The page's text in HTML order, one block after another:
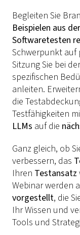
Begleiten Sie
Beispielen aus
Softwaretesten
Schwerpunkt auf
Sitzung Sie bei
spezifischen
anleiten.
die
Testfähigkeiten
LLMs auf die
Ganz gleich, ob
verbessern, das
Ihren Testansatz
Webinar werden
vorgestellt, die
Ihr Wissen und
Tools und